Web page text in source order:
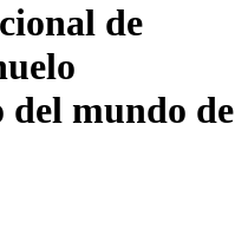
de
del mundo de